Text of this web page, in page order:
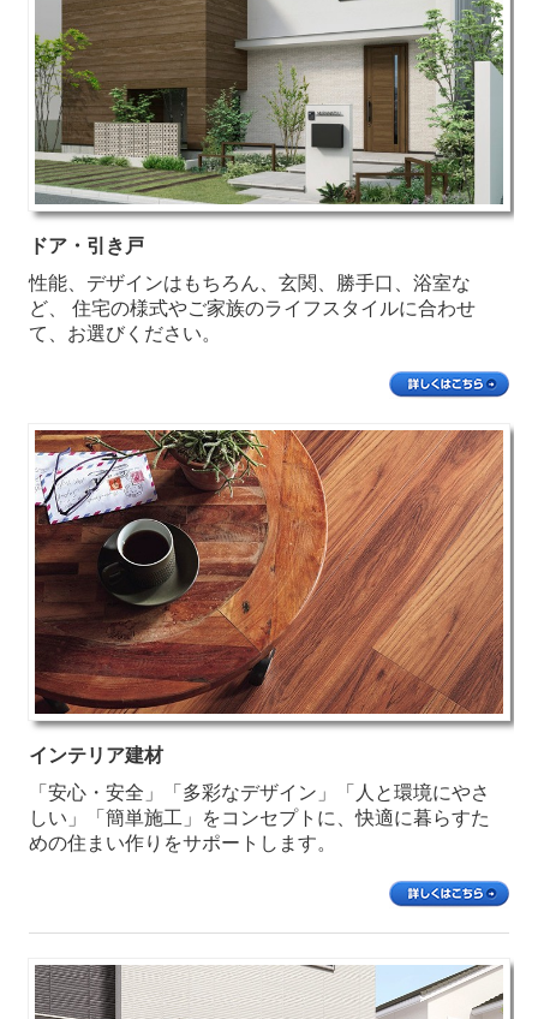
ドア・引き戸
性能、デザインはもちろん、玄関、勝手口、浴室な
ど、 住宅の様式やご家族のライフスタイルに合わせ
て、お選びください。
インテリア建材
「安心・安全」「多彩なデザイン」「人と環境にやさ
しい」「簡単施工」をコンセプトに、快適に暮らすた
めの住まい作りをサポートします。